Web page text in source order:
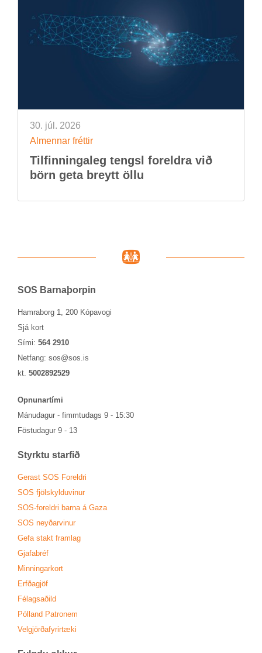
30. júl. 2026
Al­menn­ar frétt­ir
Til­finn­inga­leg tengsl for­eldra við
börn geta breytt öllu
SOS Barna­þorp­in
Hamraborg 1, 200 Kópavogi
Sjá kort
Sími: 564 2910
Netfang: sos@sos.is
kt. 5002892529
Opn­un­ar­tími
Mánu­dag­ur - fimmtu­dags 9 - 15:30
Föstu­dag­ur 9 - 13
Styrktu starf­ið
Ger­ast SOS For­eldri
SOS fjöl­skyldu­vin­ur
SOS-for­eldri barna á Gaza
SOS neyð­ar­vin­ur
Gefa stakt fram­lag
Gjafa­bréf
Minn­ing­ar­kort
Erfða­gjöf
Fé­lags­að­ild
Pól­land Patronem
Vel­gjörða­fyr­ir­tæki